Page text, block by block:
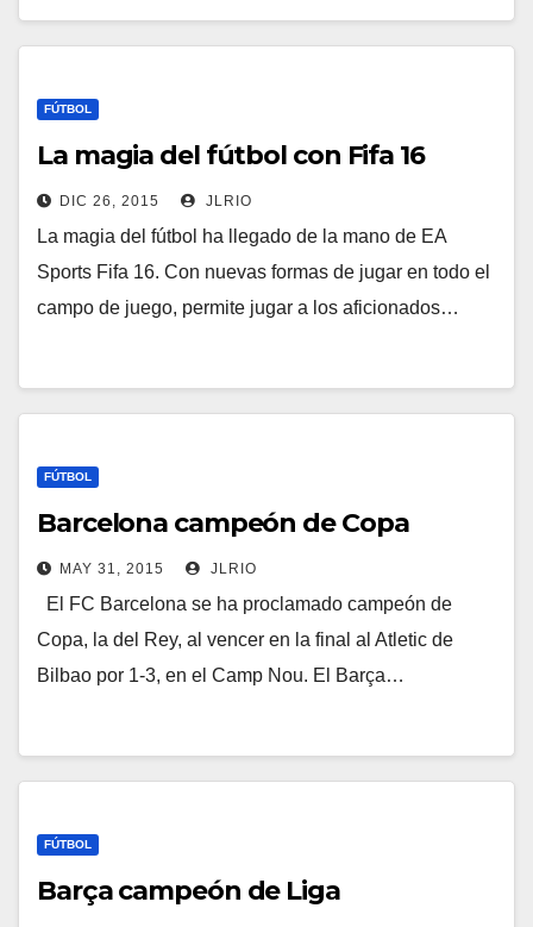
FÚTBOL
La magia del fútbol con Fifa 16
DIC 26, 2015 JLRIO
La magia del fútbol ha llegado de la mano de EA
Sports Fifa 16. Con nuevas formas de jugar en todo el
campo de juego, permite jugar a los aficionados…
FÚTBOL
Barcelona campeón de Copa
MAY 31, 2015 JLRIO
El FC Barcelona se ha proclamado campeón de
Copa, la del Rey, al vencer en la final al Atletic de
Bilbao por 1-3, en el Camp Nou. El Barça…
FÚTBOL
Barça campeón de Liga